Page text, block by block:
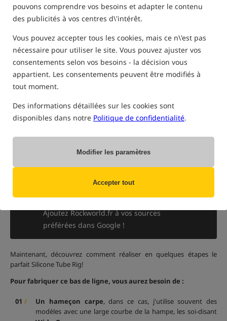
pouvons comprendre vos besoins et adapter le contenu
des publicités à vos centres d\'intérêt.
Vous pouvez accepter tous les cookies, mais ce n\'est pas
nécessaire pour utiliser le site. Vous pouvez ajuster vos
consentements selon vos besoins - la décision vous
appartient. Les consentements peuvent être modifiés à
tout moment.
Des informations détaillées sur les cookies sont
disponibles dans notre Politique de confidentialité.
Modifier les paramètres
Accepter tout
Le montage Silicone Tube Rig est sans aucun doute l'un des
Au fil des années, il a permis de capturer un très grand
nombre de carpes records dans le monde entier.
Son efficacité est due à la gaine en silicone, qui empêche la carpe de
recracher l'appât et assure que l'hameçon se plante parfaitement
dans la lèvre inférieure. Il est important de choisir le bon diamètre de
de l'hameçon lors de la touche. Ce bas de ligne est idéal pour la
pêche à la grande distance, car lors de lancers plus puissants, le tube
dans presque toutes les conditions et je le valorise surtout pour sa
simplicité et son efficacité diabolique.
nouveautés et de l’actualité du monde de
la pêche ?
Ajoutez Rockworld.fr à vos sources
préférées dans Google !
Maintenant, découvrez comment réaliser en quelques étapes le
parfait Silicone Tube Rig!
Pour fabriquer ce bas de ligne, vous aurez besoin de :
Un hameçon carpe, dans ce cas, j'utilise souvent des
modèles avec une large courbe de la hampe, les soi-disant